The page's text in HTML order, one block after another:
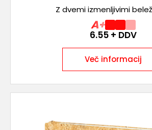
Z dvemi izmenljivimi
A+
6.55+ DDV
Več informacij